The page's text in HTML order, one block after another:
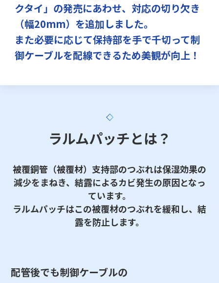
クタイ」の発売にあわせ、対応の切り欠き
（幅20mm）を追加しました。
また必要に応じて保持部を手で千切って制
御ケーブルを配線できるため美観が向上！
ラルムパッチとは？
被覆銅管（被覆材）支持部のつぶれは保湿効果の
減少をまねき、 結露によるカビ発生の原因となっ
ています。
ラルムパッチはこの被覆材のつぶれを緩和し、結
露を防止します。
配管後でも制御ケーブルの